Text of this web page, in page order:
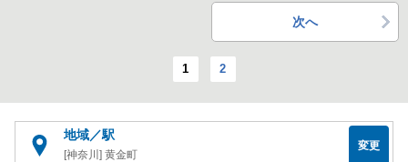
次へ
1 2
地域／駅
[神奈川] 黄金町
変更